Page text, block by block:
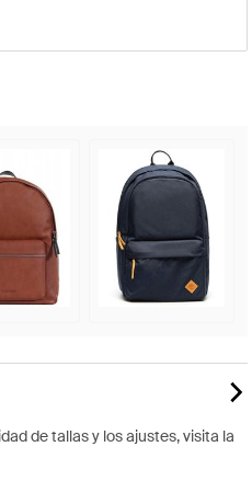
de tallas y los ajustes, visita la